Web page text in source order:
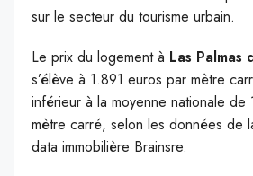
sur le secteur du tourisme urbain.
Le prix du logement à Las Palmas
s’élève à 1.891 euros par mètre
inférieur à la moyenne nationale
mètre carré, selon les données de
data immobilière Brainsre.